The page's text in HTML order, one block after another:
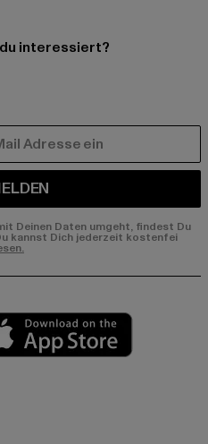
interessiert?
Deinen Daten umgeht, findest Du
kannst Dich jederzeit kostenfei
market